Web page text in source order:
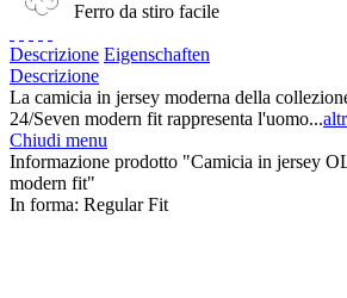
Ferro da stiro facile
Descrizione Eigenschaften
Descrizione
La camicia in jersey moderna della
24/Seven modern fit rappresenta l'uomo...
Chiudi menu
Informazione prodotto "Camicia in jersey
modern fit"
In forma: Regular Fit